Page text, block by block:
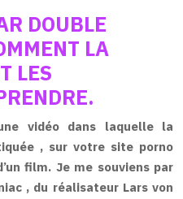
DOUBLE
LA
LES
vidéo dans laquelle la
, sur votre site porno
film. Je me souviens par
, du réalisateur Lars von